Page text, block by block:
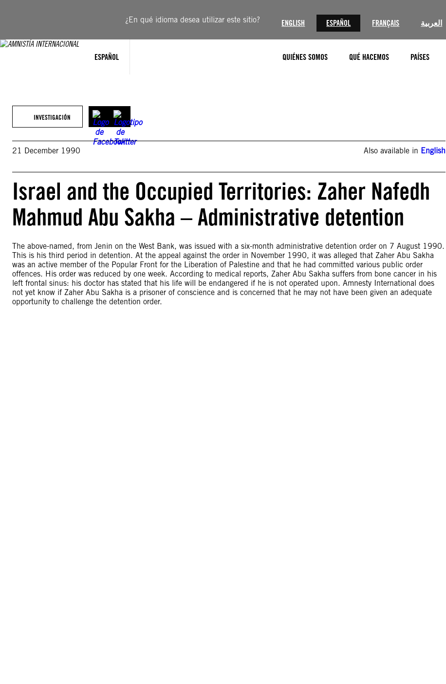
¿En qué idioma desea utilizar este sitio? ENGLISH ESPAÑOL FRANÇAIS العربية
ESPAÑOL QUIÉNES SOMOS QUÉ HACEMOS PAÍSES
INVESTIGACIÓN
21 December 1990 Also available in English
Israel and the Occupied Territories: Zaher Nafedh
Mahmud Abu Sakha – Administrative detention
The above-named, from Jenin on the West Bank, was issued with a six-month administrative detention order on 7 August 1990.
This is his third period in detention. At the appeal against the order in November 1990, it was alleged that Zaher Abu Sakha
was an active member of the Popular Front for the Liberation of Palestine and that he had committed various public order
offences. His order was reduced by one week. According to medical reports, Zaher Abu Sakha suffers from bone cancer in his
left frontal sinus: his doctor has stated that his life will be endangered if he is not operated upon. Amnesty International does
not yet know if Zaher Abu Sakha is a prisoner of conscience and is concerned that he may not have been given an adequate
opportunity to challenge the detention order.